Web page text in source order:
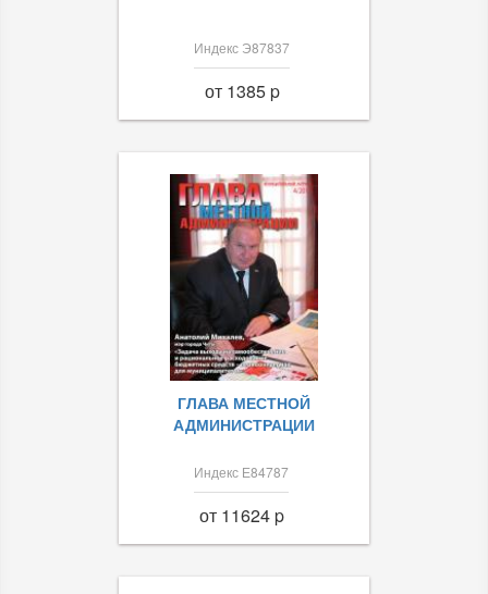
Индекс Э87837
от 1385 p
ГЛАВА МЕСТНОЙ
АДМИНИСТРАЦИИ
Индекс Е84787
от 11624 p